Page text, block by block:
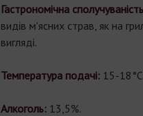
Гастрономічна
видів м'ясних страв, як на
вигляді.
Температура подачі: 15-
Алкоголь:13,5%.